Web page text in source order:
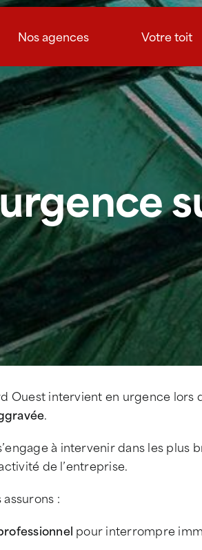
Nos agences Votre toit
Ouest intervient en urgence lors
.
à intervenir dans les plus
de l’entreprise.
:
pour interrompre